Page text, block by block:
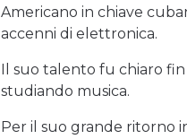
Americano in chiave
accenni di elettronica.
Il suo talento fu chiaro
studiando musica.
Per il suo grande ritorno